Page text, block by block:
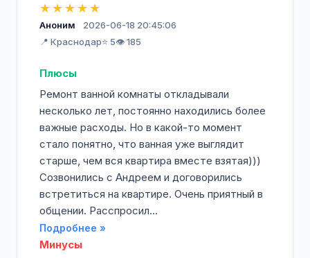
★★★★★
Аноним
2026-06-18 20:45:06
📍 Краснодар⭐ 5👁️ 185
Плюсы
Ремонт ванной комнаты откладывали
несколько лет, постоянно находились более
важные расходы. Но в какой-то момент
стало понятно, что ванная уже выглядит
старше, чем вся квартира вместе взятая)))
Созвонились с Андреем и договорились
встретиться на квартире. Очень приятный в
общении. Расспросил...
Подробнее »
Минусы